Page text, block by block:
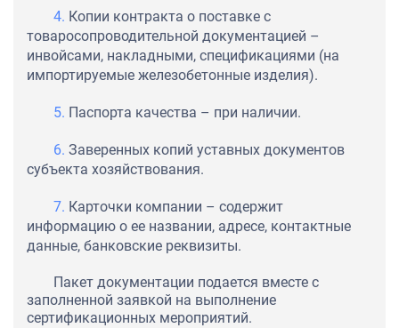
Копии контракта о поставке с
товаросопроводительной документацией –
инвойсами, накладными, спецификациями (на
импортируемые железобетонные изделия).
Паспорта качества – при наличии.
Заверенных копий уставных документов
субъекта хозяйствования.
Карточки компании – содержит
информацию о ее названии, адресе, контактные
данные, банковские реквизиты.
Пакет документации подается вместе с
заполненной заявкой на выполнение
сертификационных мероприятий.